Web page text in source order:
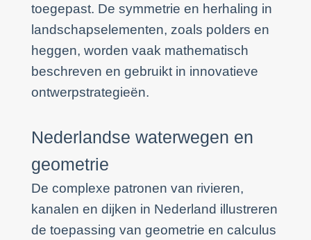
toegepast. De symmetrie en herhaling in
landschapselementen, zoals polders en
heggen, worden vaak mathematisch
beschreven en gebruikt in innovatieve
ontwerpstrategieën.
Nederlandse waterwegen en
geometrie
De complexe patronen van rivieren,
kanalen en dijken in Nederland illustreren
de toepassing van geometrie en calculus